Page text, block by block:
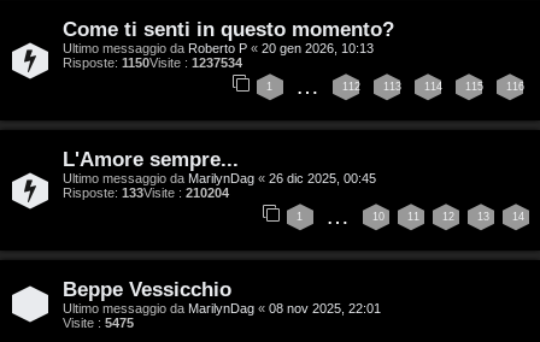
s
e
n
a
s
Come ti senti in questo momento?
Ultimo messaggio da Roberto P « 20 gen 2026, 10:13
Risposte: 1150Visite : 1237534
1 … 112 113 114 115 116
L'Amore sempre...
Ultimo messaggio da MarilynDag « 26 dic 2025, 00:45
Risposte: 133Visite : 210204
1 … 10 11 12 13 14
Beppe Vessicchio
Ultimo messaggio da MarilynDag « 08 nov 2025, 22:01
Visite : 5475
i
g
i
D
'